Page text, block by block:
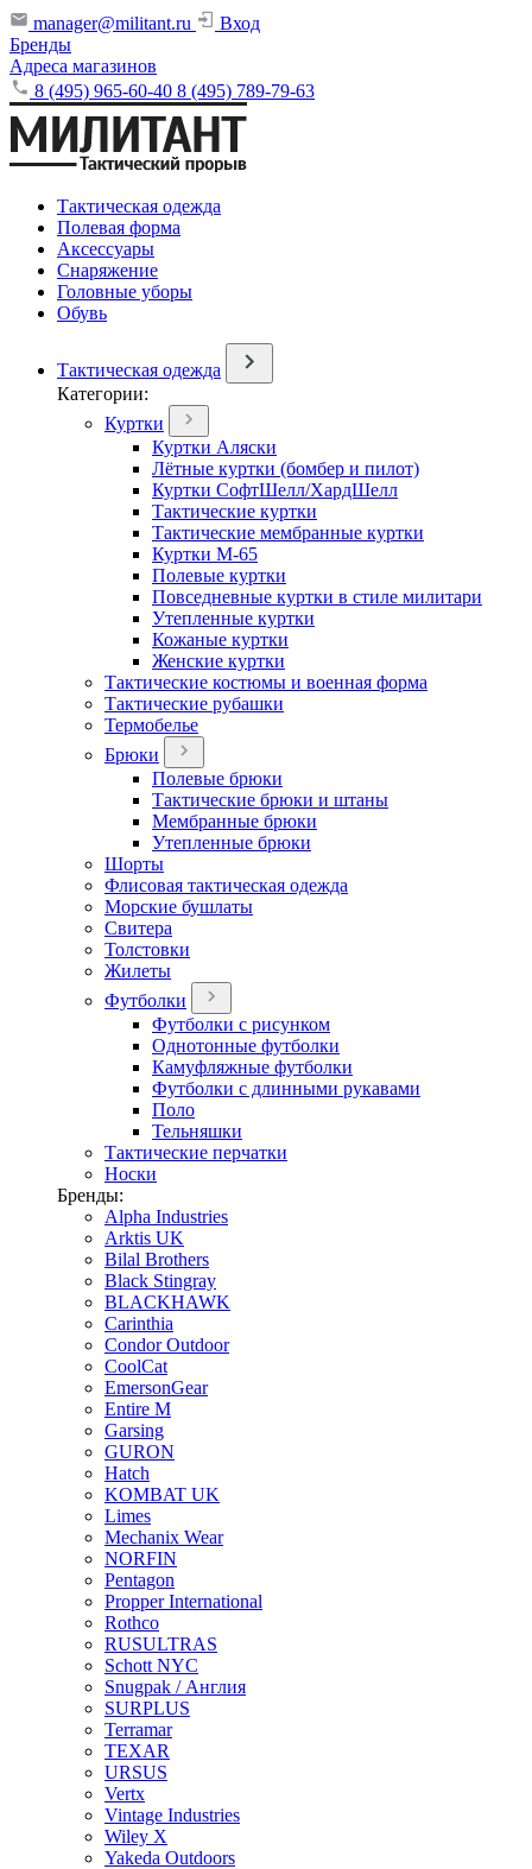
manager@militant.ru
Вход
Бренды
Адреса магазинов
8 (495) 965-60-40 8 (495) 789-79-63
Тактическая одежда
Полевая форма
Аксессуары
Снаряжение
Головные уборы
Обувь
Тактическая одежда
Категории:
Куртки
Куртки Аляски
Лётные куртки (бомбер и пилот)
Куртки СофтШелл/ХардШелл
Тактические куртки
Тактические мембранные куртки
Куртки М-65
Полевые куртки
Повседневные куртки в стиле милитари
Утепленные куртки
Кожаные куртки
Женские куртки
Тактические костюмы и военная форма
Тактические рубашки
Термобелье
Брюки
Полевые брюки
Тактические брюки и штаны
Мембранные брюки
Утепленные брюки
Шорты
Флисовая тактическая одежда
Морские бушлаты
Свитера
Толстовки
Жилеты
Футболки
Футболки с рисунком
Однотонные футболки
Камуфляжные футболки
Футболки с длинными рукавами
Поло
Тельняшки
Тактические перчатки
Носки
Бренды:
Alpha Industries
Arktis UK
Bilal Brothers
Black Stingray
BLACKHAWK
Carinthia
Condor Outdoor
CoolCat
EmersonGear
Entire M
Garsing
GURON
Hatch
KOMBAT UK
Limes
Mechanix Wear
NORFIN
Pentagon
Propper International
Rothco
RUSULTRAS
Schott NYC
Snugpak / Англия
SURPLUS
Terramar
TEXAR
URSUS
Vertx
Vintage Industries
Wiley X
Yakeda Outdoors